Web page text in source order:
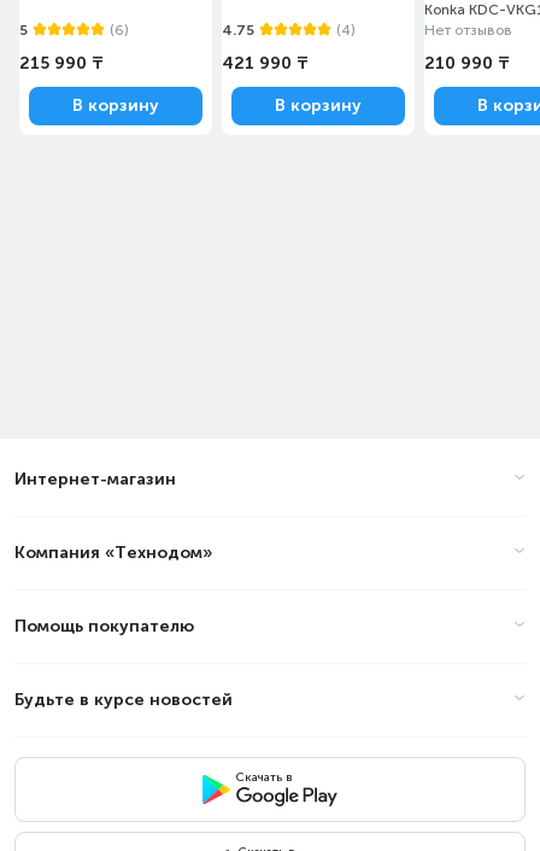
5 (6)
215 990 ₸
В корзину
4.75 (4)
421 990 ₸
В корзину
Konka KDC-
Нет отзывов
210 990 ₸
В
Интернет-магазин
Компания «Технодом»
Помощь покупателю
Будьте в курсе новостей
Скачать в